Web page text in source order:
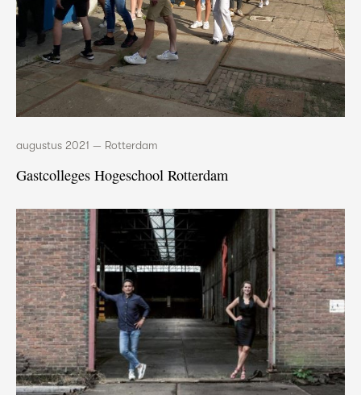
augustus 2021 — Rotterdam
Gastcolleges Hogeschool Rotterdam